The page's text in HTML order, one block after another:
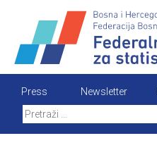
content
Press Newsletter